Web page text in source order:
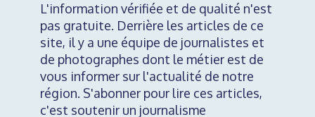
L'information vérifiée et de qualité n'est
pas gratuite. Derrière les articles de ce
site, il y a une équipe de journalistes et
de photographes dont le métier est de
vous informer sur l'actualité de notre
région. S'abonner pour lire ces articles,
c'est soutenir un journalisme